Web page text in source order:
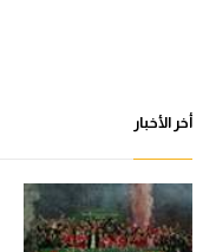
أخر الأخبار